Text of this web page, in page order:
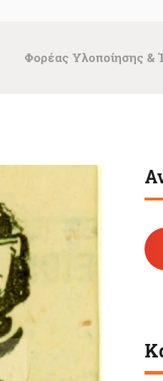
Φορέας Υλοποίησης &
για: